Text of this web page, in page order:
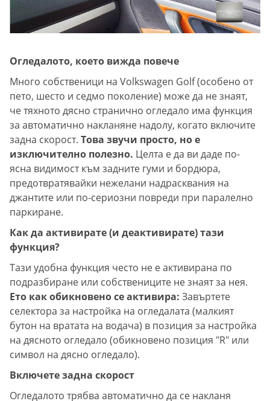
Огледалото, което вижда повече
Много собственици на Volkswagen Golf (особено от
пето, шесто и седмо поколение) може да не знаят,
че тяхното дясно странично огледало има функция
за автоматично накланяне надолу, когато включите
задна скорост. Това звучи просто, но е
изключително полезно. Целта е да ви даде по-
ясна видимост към задните гуми и бордюра,
предотвратявайки нежелани надрасквания на
джантите или по-сериозни повреди при паралелно
паркиране.
Как да активирате (и деактивирате) тази
функция?
Тази удобна функция често не е активирана по
подразбиране или собствениците не знаят за нея.
Ето как обикновено се активира: Завъртете
селектора за настройка на огледалата (малкият
бутон на вратата на водача) в позиция за настройка
на дясното огледало (обикновено позиция "R" или
символ на дясно огледало).
Включете задна скорост
Огледалото трябва автоматично да се накланя